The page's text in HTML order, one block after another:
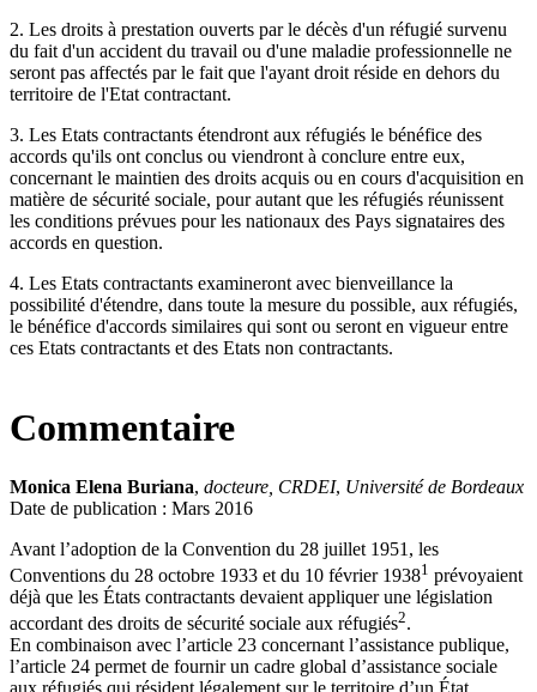
2. Les droits à prestation ouverts par le décès d'un réfugié survenu
du fait d'un accident du travail ou d'une maladie professionnelle ne
seront pas affectés par le fait que l'ayant droit réside en dehors du
territoire de l'Etat contractant.
3. Les Etats contractants étendront aux réfugiés le bénéfice des
accords qu'ils ont conclus ou viendront à conclure entre eux,
concernant le maintien des droits acquis ou en cours d'acquisition en
matière de sécurité sociale, pour autant que les réfugiés réunissent
les conditions prévues pour les nationaux des Pays signataires des
accords en question.
4. Les Etats contractants examineront avec bienveillance la
possibilité d'étendre, dans toute la mesure du possible, aux réfugiés,
le bénéfice d'accords similaires qui sont ou seront en vigueur entre
ces Etats contractants et des Etats non contractants.
Commentaire
Monica Elena Buriana, docteure, CRDEI, Université de Bordeaux
Date de publication : Mars 2016
Avant l’adoption de la Convention du 28 juillet 1951, les
Conventions du 28 octobre 1933 et du 10 février 19381 prévoyaient
déjà que les États contractants devaient appliquer une législation
accordant des droits de sécurité sociale aux réfugiés2.
En combinaison avec l’article 23 concernant l’assistance publique,
l’article 24 permet de fournir un cadre global d’assistance sociale